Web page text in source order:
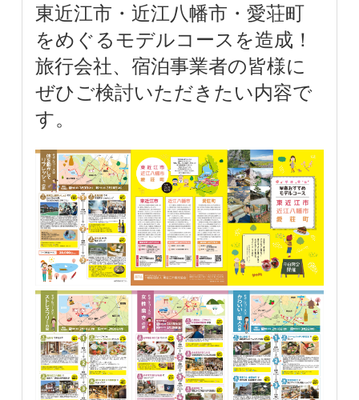
東近江市・近江八幡市・愛荘町
をめぐるモデルコースを造成！
旅行会社、宿泊事業者の皆様に
ぜひご検討いただきたい内容で
す。